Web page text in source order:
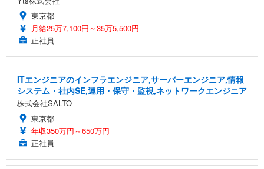
東京都
月給25万7,100円～35万5,500円
正社員
ITエンジニアのインフラエンジニア,サーバーエンジニア,情報
システム・社内SE,運用・保守・監視,ネットワークエンジニア
株式会社SALTO
東京都
年収350万円～650万円
正社員